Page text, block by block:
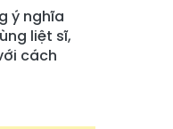
ý nghĩa
liệt sĩ,
cách